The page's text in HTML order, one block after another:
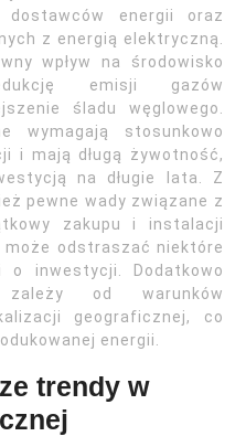
dostawców energii oraz
z energią elektryczną.
wpływ na środowisko
emisji gazów
śladu węglowego.
wymagają stosunkowo
i mają długą żywotność,
na długie lata. Z
pewne wady związane z
zakupu i instalacji
odstraszać niektóre
o inwestycji. Dodatkowo
od warunków
geograficznej, co
energii.
trendy w